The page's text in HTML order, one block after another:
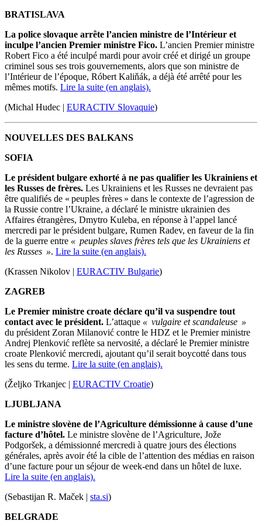
BRATISLAVA
La police slovaque arrête l’ancien ministre de l’Intérieur et
inculpe l’ancien Premier ministre Fico. L’ancien Premier ministre
Robert Fico a été inculpé mardi pour avoir créé et dirigé un groupe
criminel sous ses trois gouvernements, alors que son ministre de
l’Intérieur de l’époque, Róbert Kaliňák, a déjà été arrêté pour les
mêmes motifs. Lire la suite (en anglais).
(Michal Hudec | EURACTIV Slovaquie)
NOUVELLES DES BALKANS
SOFIA
Le président bulgare exhorté à ne pas qualifier les Ukrainiens et
les Russes de frères. Les Ukrainiens et les Russes ne devraient pas
être qualifiés de « peuples frères » dans le contexte de l’agression de
la Russie contre l’Ukraine, a déclaré le ministre ukrainien des
Affaires étrangères, Dmytro Kuleba, en réponse à l’appel lancé
mercredi par le président bulgare, Rumen Radev, en faveur de la fin
de la guerre entre « peuples slaves frères tels que les Ukrainiens et
les Russes ». Lire la suite (en anglais).
(Krassen Nikolov | EURACTIV Bulgarie)
ZAGREB
Le Premier ministre croate déclare qu’il va suspendre tout
contact avec le président. L’attaque « vulgaire et scandaleuse »
du président Zoran Milanović contre le HDZ et le Premier ministre
Andrej Plenković reflète sa nervosité, a déclaré le Premier ministre
croate Plenković mercredi, ajoutant qu’il serait boycotté dans tous
les sens du terme. Lire la suite (en anglais).
(Željko Trkanjec | EURACTIV Croatie)
LJUBLJANA
Le ministre slovène de l’Agriculture démissionne à cause d’une
facture d’hôtel. Le ministre slovène de l’Agriculture, Jože
Podgoršek, a démissionné mercredi à quatre jours des élections
générales, après avoir été la cible de l’attention des médias en raison
d’une facture pour un séjour de week-end dans un hôtel de luxe.
Lire la suite (en anglais).
(Sebastijan R. Maček | sta.si)
BELGRADE